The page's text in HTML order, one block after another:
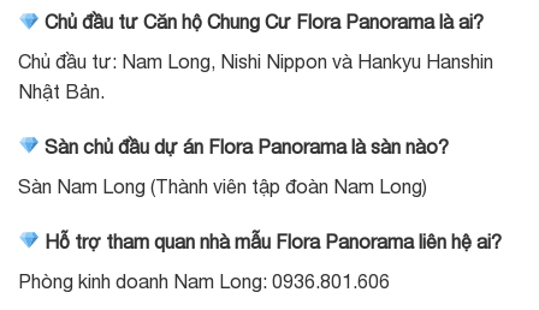
Chủ đầu tư Căn hộ Chung Cư Flora Panorama là ai?
Chủ đầu tư: Nam Long, Nishi Nippon và Hankyu Hanshin
Nhật Bản.
Sàn chủ đầu dự án Flora Panorama là sàn nào?
Sàn Nam Long (Thành viên tập đoàn Nam Long)
Hỗ trợ tham quan nhà mẫu Flora Panorama liên hệ ai?
Phòng kinh doanh Nam Long: 0936.801.606